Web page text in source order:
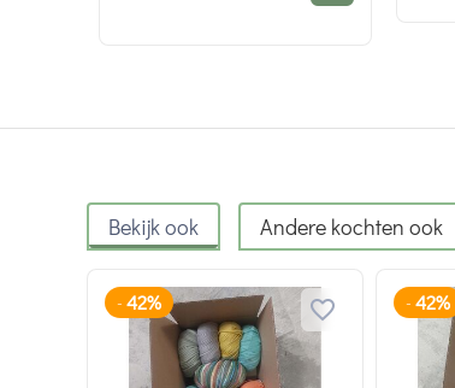
Bekijk ook Andere kochten ook
- 42% - 42%